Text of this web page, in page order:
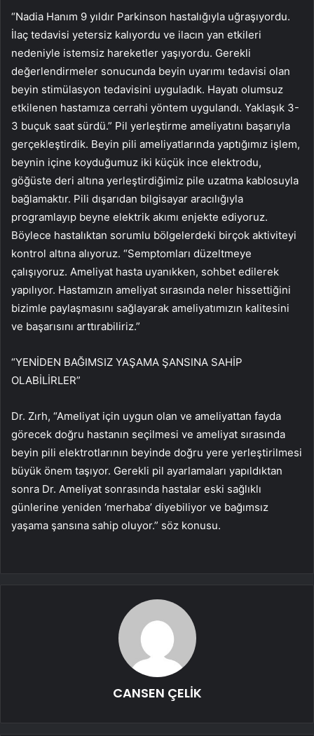
“Nadia Hanım 9 yıldır Parkinson hastalığıyla uğraşıyordu.
İlaç tedavisi yetersiz kalıyordu ve ilacın yan etkileri
nedeniyle istemsiz hareketler yaşıyordu. Gerekli
değerlendirmeler sonucunda beyin uyarımı tedavisi olan
beyin stimülasyon tedavisini uyguladık. Hayatı olumsuz
etkilenen hastamıza cerrahi yöntem uygulandı. Yaklaşık 3-
3 buçuk saat sürdü.” Pil yerleştirme ameliyatını başarıyla
gerçekleştirdik. Beyin pili ameliyatlarında yaptığımız işlem,
beynin içine koyduğumuz iki küçük ince elektrodu,
göğüste deri altına yerleştirdiğimiz pile uzatma kablosuyla
bağlamaktır. Pili dışarıdan bilgisayar aracılığıyla
programlayıp beyne elektrik akımı enjekte ediyoruz.
Böylece hastalıktan sorumlu bölgelerdeki birçok aktiviteyi
kontrol altına alıyoruz. “Semptomları düzeltmeye
çalışıyoruz. Ameliyat hasta uyanıkken, sohbet edilerek
yapılıyor. Hastamızın ameliyat sırasında neler hissettiğini
bizimle paylaşmasını sağlayarak ameliyatımızın kalitesini
ve başarısını arttırabiliriz.”
“YENİDEN BAĞIMSIZ YAŞAMA ŞANSINA SAHİP
OLABİLİRLER”
Dr. Zırh, “Ameliyat için uygun olan ve ameliyattan fayda
görecek doğru hastanın seçilmesi ve ameliyat sırasında
beyin pili elektrotlarının beyinde doğru yere yerleştirilmesi
büyük önem taşıyor. Gerekli pil ayarlamaları yapıldıktan
sonra Dr. Ameliyat sonrasında hastalar eski sağlıklı
günlerine yeniden ‘merhaba’ diyebiliyor ve bağımsız
yaşama şansına sahip oluyor.” söz konusu.
CANSEN ÇELİK